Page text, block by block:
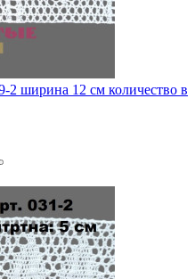
2 ширина 12 см количество в